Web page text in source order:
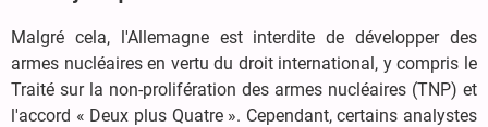
Malgré cela, l'Allemagne est interdite de développer des
armes nucléaires en vertu du droit international, y compris le
Traité sur la non-prolifération des armes nucléaires (TNP) et
l'accord « Deux plus Quatre ». Cependant, certains analystes